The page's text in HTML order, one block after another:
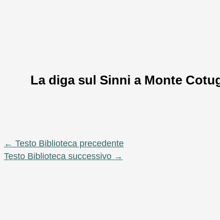
La diga sul Sinni a Monte
← Testo Biblioteca precedente
Testo Biblioteca successivo →